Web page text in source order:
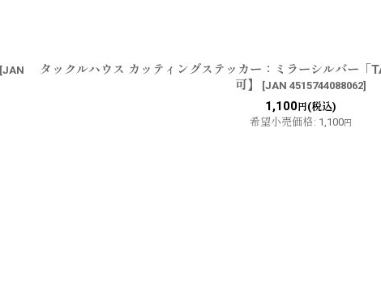
[JAN
タックルハウス カッティングステッカー：ミラーシルバー「
可】
[JAN 4515744088062]
1,100円(税込)
希望小売価格: 1,100円